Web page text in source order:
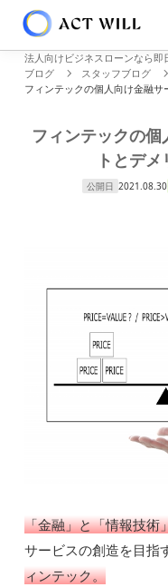
法人向けビジネスローンなら
ブログ
スタッフブログ
フィンテックの個人向け金融サ
フィンテックの
トとデ
公開日 2021.08.30
「金融」と「情報技術
サービスの創造を目指
ィンテック。